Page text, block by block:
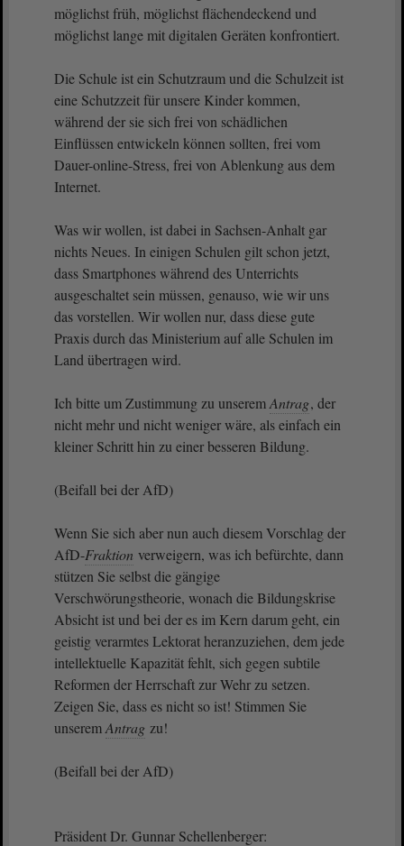
möglichst früh, möglichst flächendeckend und
möglichst lange mit digitalen Geräten konfrontiert.
Die Schule ist ein Schutzraum und die Schulzeit ist
eine Schutzzeit für unsere Kinder kommen,
während der sie sich frei von schädlichen
Einflüssen entwickeln können sollten, frei vom
Dauer-online-Stress, frei von Ablenkung aus dem
Internet.
Was wir wollen, ist dabei in Sachsen-Anhalt gar
nichts Neues. In einigen Schulen gilt schon jetzt,
dass Smartphones während des Unterrichts
ausgeschaltet sein müssen, genauso, wie wir uns
das vorstellen. Wir wollen nur, dass diese gute
Praxis durch das Ministerium auf alle Schulen im
Land übertragen wird.
Ich bitte um Zustimmung zu unseremAntrag, der
nicht mehr und nicht weniger wäre, als einfach ein
kleiner Schritt hin zu einer besseren Bildung.
(Beifall bei der AfD)
Wenn Sie sich aber nun auch diesem Vorschlag der
AfD-Fraktion verweigern, was ich befürchte, dann
stützen Sie selbst die gängige
Verschwörungstheorie, wonach die Bildungskrise
Absicht ist und bei der es im Kern darum geht, ein
geistig verarmtes Lektorat heranzuziehen, dem jede
intellektuelle Kapazität fehlt, sich gegen subtile
Reformen der Herrschaft zur Wehr zu setzen.
Zeigen Sie, dass es nicht so ist! Stimmen Sie
unseremAntrag zu!
(Beifall bei der AfD)
Präsident Dr. Gunnar Schellenberger: